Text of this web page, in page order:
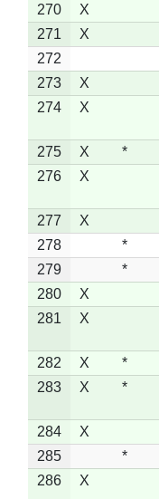
270
X
271
X
272
273
X
274
X
275 X *
276
X
277 X
278
*
279
*
280
X
281
X
282 X *
283
X *
284 X
285
*
286
X